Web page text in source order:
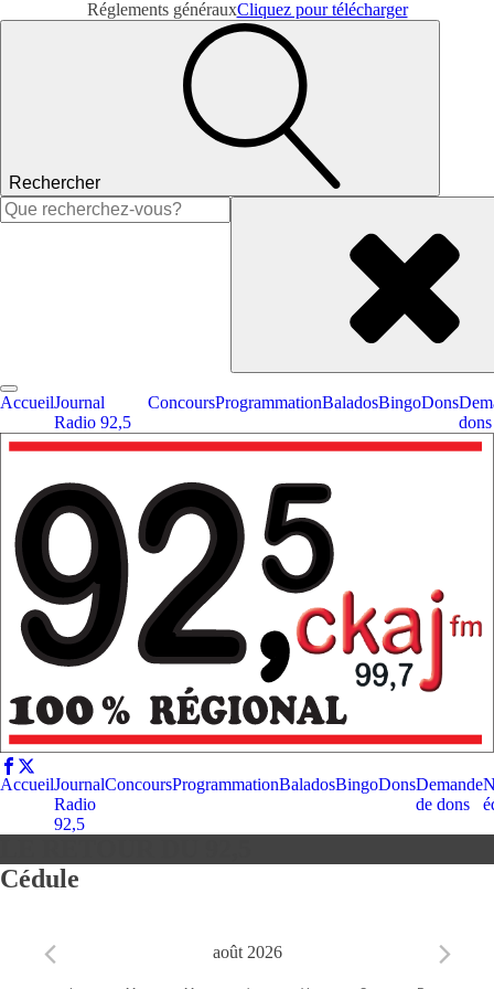
Réglements générauxCliquez pour télécharger
Rechercher
Rechercher :
AccueilJournal
Radio 92,5
ConcoursProgrammationBaladosBingoDons
dons
AccueilJournal
Radio
92,5
ConcoursProgrammationBaladosBingoDonsDemande
de dons
Cédule
août 2026